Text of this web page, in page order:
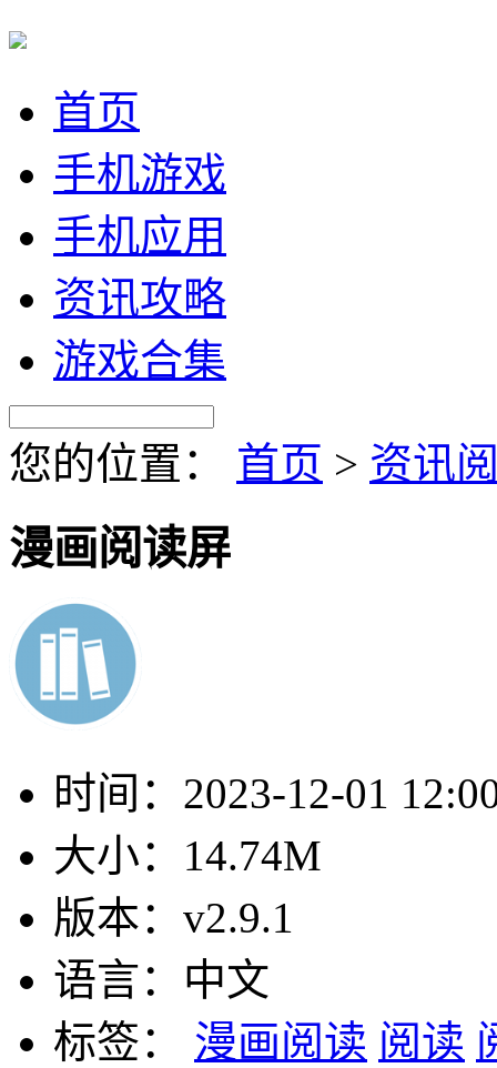
首页
手机游戏
手机应用
资讯攻略
游戏合集
您的位置： 首页 > 资讯
漫画阅读屏
时间： 2023-12-01
大小： 14.74M
版本： v2.9.1
语言： 中文
标签：
漫画阅读 阅读